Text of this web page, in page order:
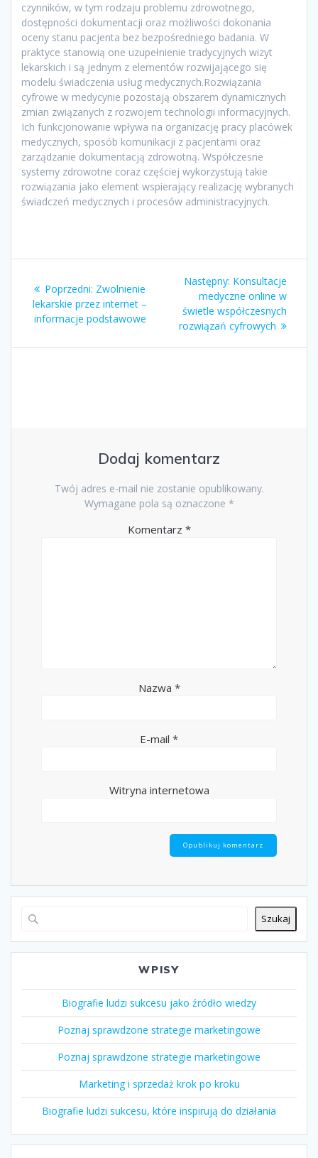
czynników, w tym rodzaju problemu zdrowotnego,
dostępności dokumentacji oraz możliwości dokonania
oceny stanu pacjenta bez bezpośredniego badania. W
praktyce stanowią one uzupełnienie tradycyjnych wizyt
lekarskich i są jednym z elementów rozwijającego się
modelu świadczenia usług medycznych.Rozwiązania
cyfrowe w medycynie pozostają obszarem dynamicznych
zmian związanych z rozwojem technologii informacyjnych.
Ich funkcjonowanie wpływa na organizację pracy placówek
medycznych, sposób komunikacji z pacjentami oraz
zarządzanie dokumentacją zdrowotną. Współczesne
systemy zdrowotne coraz częściej wykorzystują takie
rozwiązania jako element wspierający realizację wybranych
świadczeń medycznych i procesów administracyjnych.
wpisu
Poprzedni: Poprzedni
wpis:
Zwolnienie
lekarskie przez internet –
informacje podstawowe
Następny: Następny
wpis:
Konsultacje
medyczne online w
świetle współczesnych
rozwiązań cyfrowych
Dodaj komentarz
Twój adres e-mail nie zostanie opublikowany.
Wymagane pola są oznaczone *
Komentarz *
Nazwa *
E-mail *
Witryna internetowa
Szukaj
WPISY
Biografie ludzi sukcesu jako źródło wiedzy
Poznaj sprawdzone strategie marketingowe
Poznaj sprawdzone strategie marketingowe
Marketing i sprzedaż krok po kroku
Biografie ludzi sukcesu, które inspirują do działania